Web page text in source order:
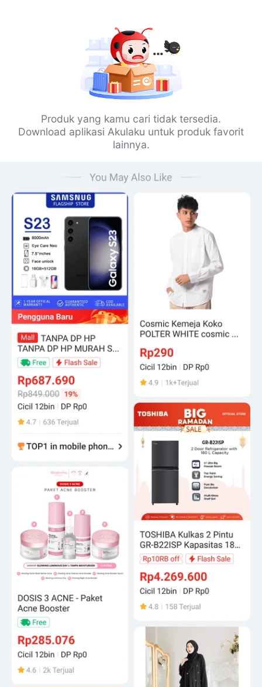
Produk yang kamu cari tidak tersedia.
Download aplikasi Akulaku untuk produk favorit
lainnya.